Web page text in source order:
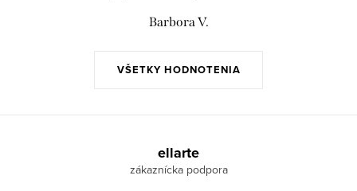
VŠETKY HODNOTENIA
Barbora V.
ellarte